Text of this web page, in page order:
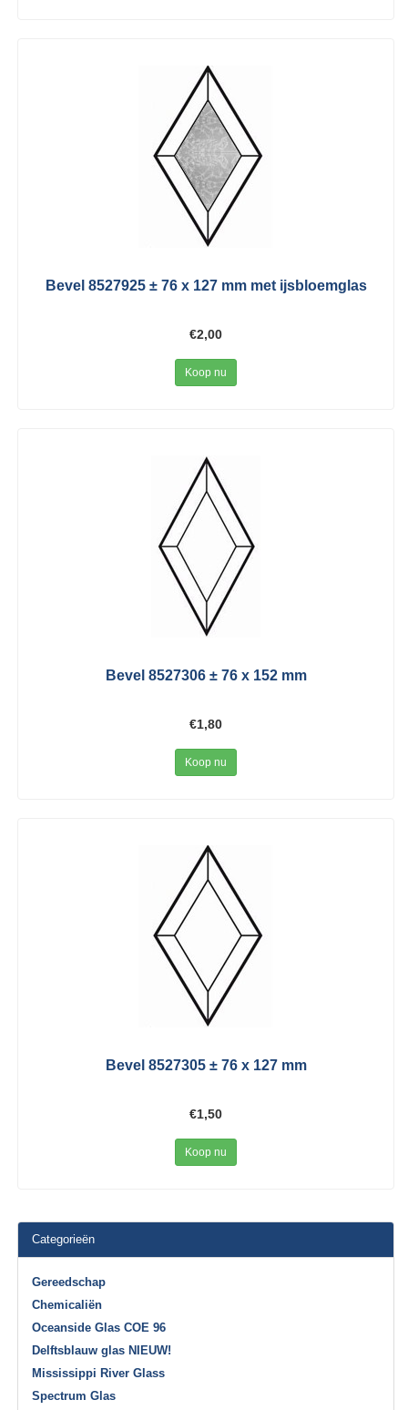
Bevel 8527925 ± 76 x 127 mm met ijsbloemglas
€2,00
Koop nu
Bevel 8527306 ± 76 x 152 mm
€1,80
Koop nu
Bevel 8527305 ± 76 x 127 mm
€1,50
Koop nu
Categorieën
Gereedschap
Chemicaliën
Oceanside Glas COE 96
Delftsblauw glas NIEUW!
Mississippi River Glass
Spectrum Glas